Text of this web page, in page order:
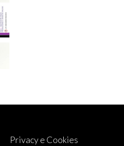
Privacy e Cookies